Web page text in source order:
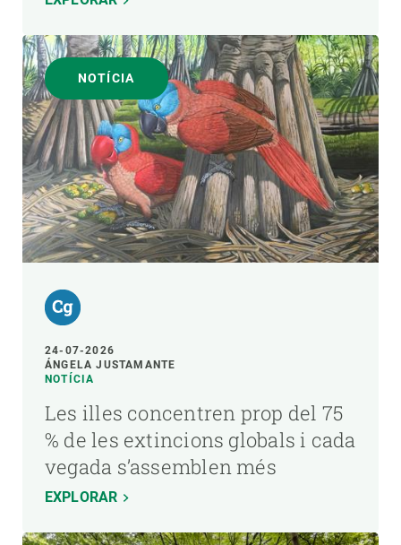
NOTÍCIA
24-07-2026
ÁNGELA JUSTAMANTE
NOTÍCIA
Les illes concentren prop del 75
% de les extincions globals i cada
vegada s’assemblen més
EXPLORAR